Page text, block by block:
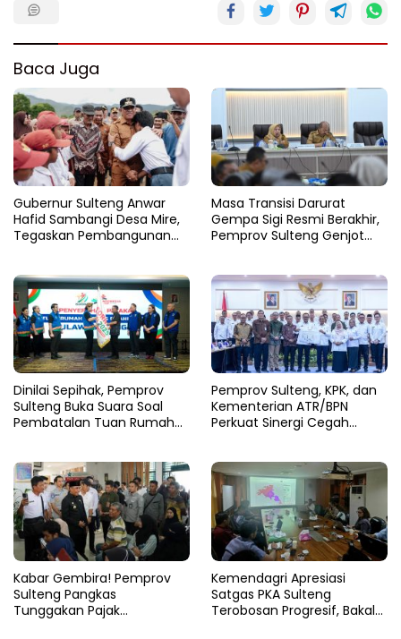
Baca Juga
Gubernur Sulteng Anwar
Hafid Sambangi Desa Mire,
Tegaskan Pembangunan
Masa Transisi Darurat
Gempa Sigi Resmi Berakhir,
Pemprov Sulteng Genjot
Dinilai Sepihak, Pemprov
Sulteng Buka Suara Soal
Pembatalan Tuan Rumah
Pemprov Sulteng, KPK, dan
Kementerian ATR/BPN
Perkuat Sinergi Cegah
Kabar Gembira! Pemprov
Sulteng Pangkas
Tunggakan Pajak
Kemendagri Apresiasi
Satgas PKA Sulteng
Terobosan Progresif, Bakal